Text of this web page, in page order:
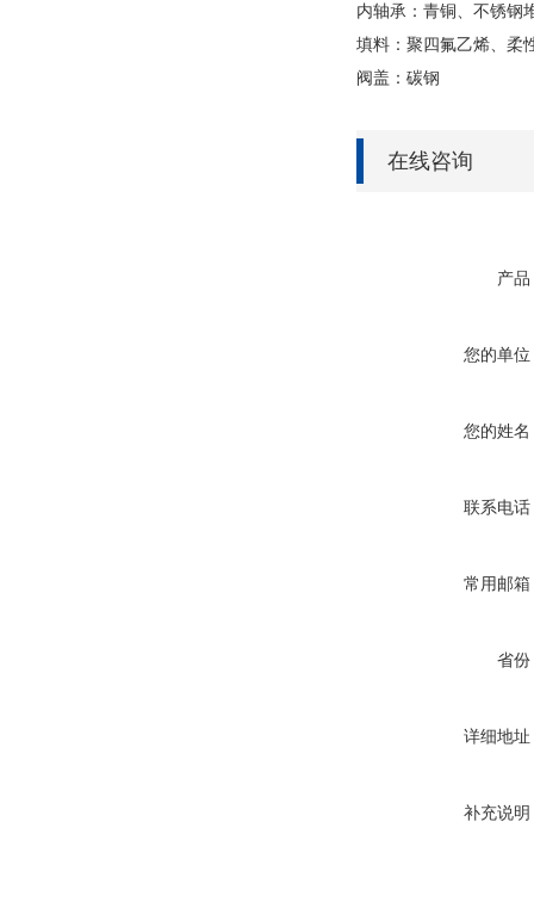
内轴承：青铜、不锈钢
填料：聚四氟乙烯、柔
阀盖：碳钢
在线咨询
产品
您的单位
您的姓名
联系电话
常用邮箱
省份
详细地址
补充说明